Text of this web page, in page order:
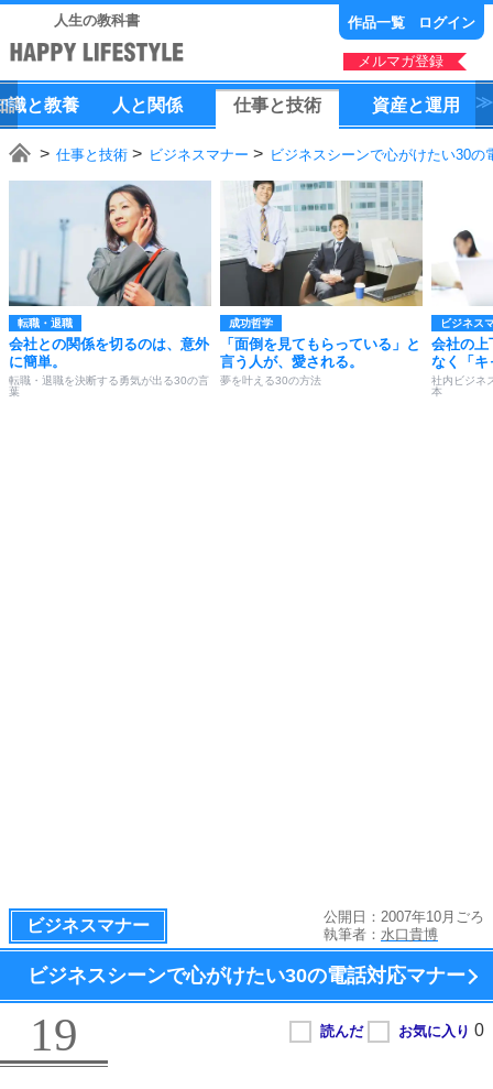
人生の教科書 作品一覧 ログイン
メルマガ登録
識と教養 人 と 関係 仕事と技術 資産と運用
仕事と技術 ビジネスマナー ビジネスシーンで心がけたい30の
転職・退職
会社との関係を切るのは、意外
に簡単。
転職・退職を決断する勇気が出る30の言
葉
成功哲学
「面倒を見てもらっている」と
言う人が、愛される。
夢を叶える30の方法
ビジネス
会社の上
なく「キ
社内ビジネ
本
ビジネスマナー
公開日：2007年10月ごろ
執筆者： 水口貴博
ビジネスシーンで心がけたい30の電話対応マナー
19